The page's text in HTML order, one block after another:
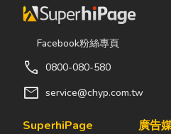
Facebook粉絲專頁
call 0800-080-580
mail service@chyp.com.tw
SuperhiPage 廣告